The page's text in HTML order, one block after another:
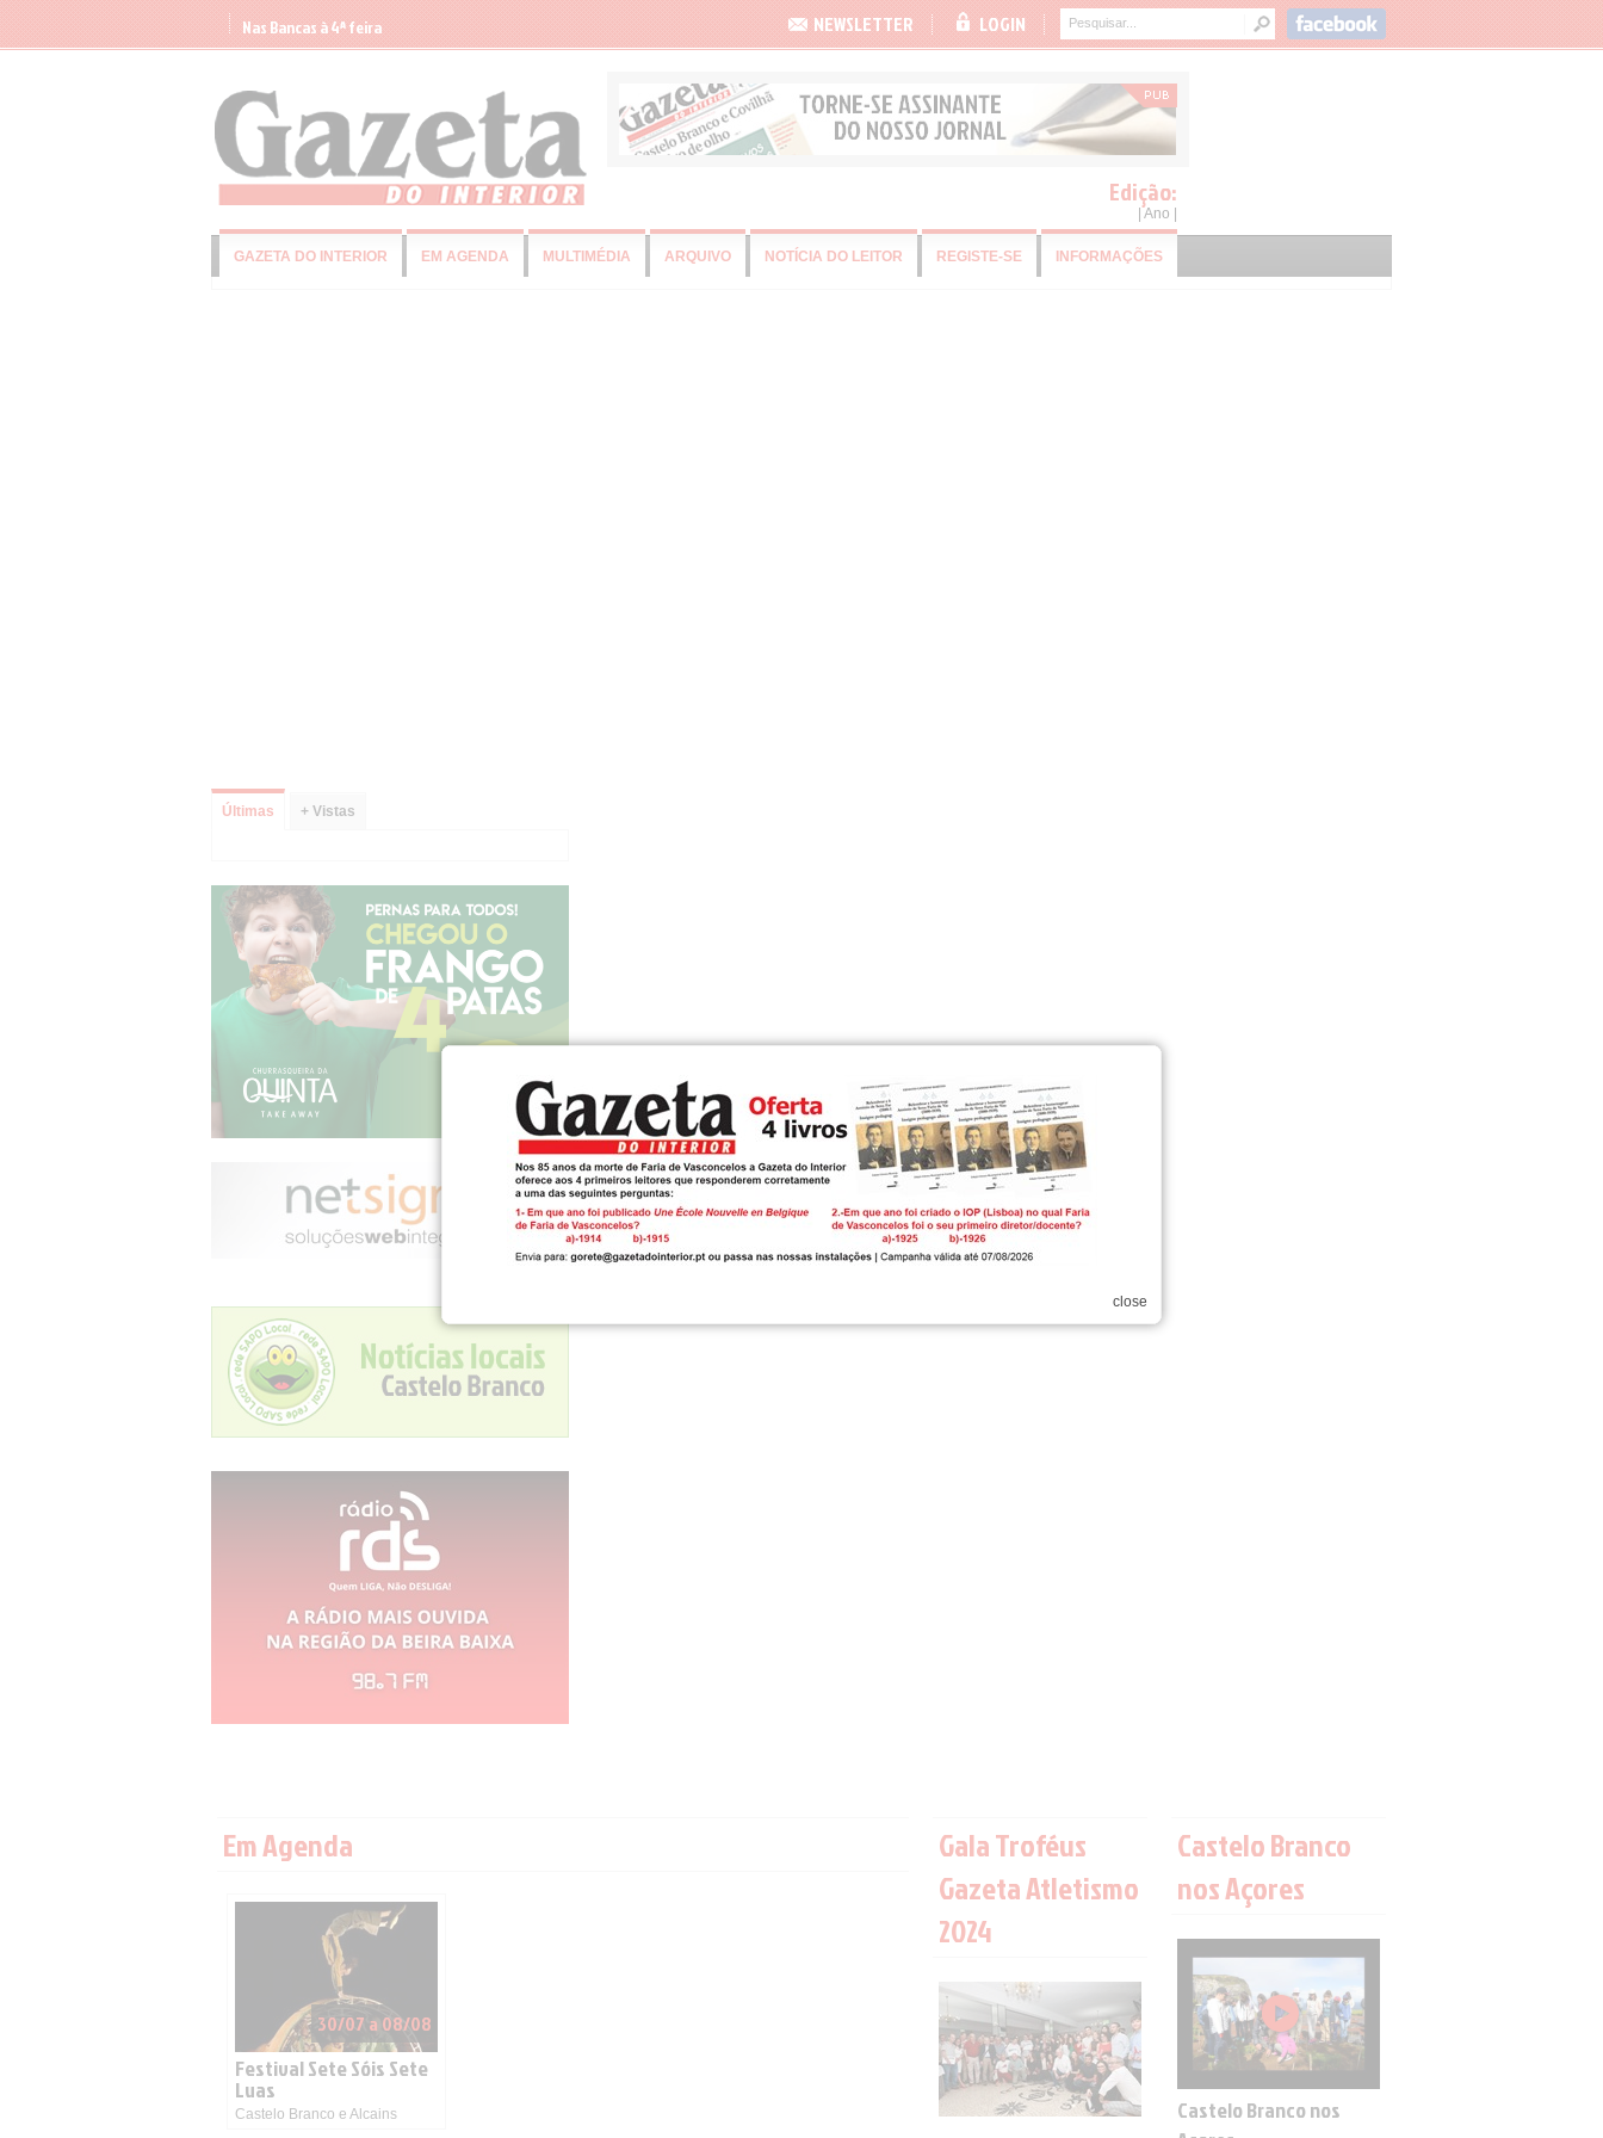
close
Nas Bancas à 4ª feira NEWSLETTER LOGIN
Edição:
| Ano |
GAZETA DO INTERIOR EM AGENDA MULTIMÉDIA ARQUIVO NOTÍCIA DO LEITOR REGISTE-SE INFORMAÇÕES
Últimas + Vistas
Em Agenda
30/07 a 08/08
Festival Sete Sóis Sete
Luas
Castelo Branco e Alcains
Gala Troféus
Gazeta Atletismo
2024
Castelo Branco
nos Açores
Castelo Branco nos